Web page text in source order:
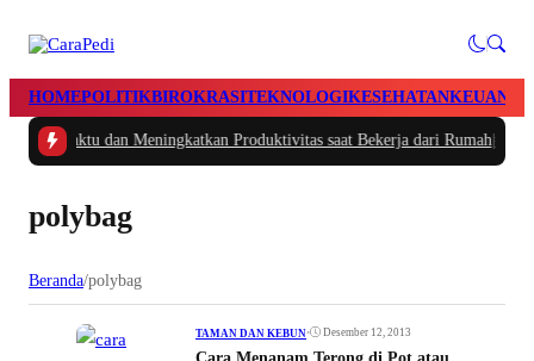
HOMEPOLITIKBIROKRASITEKNOLOGIKESEHATAN
Waktu dan Meningkatkan Produktivitas saat Bekerja dari Rumah|#2 -
polybag
Beranda/polybag
TAMAN DAN KEBUN• Desember 12, 2013